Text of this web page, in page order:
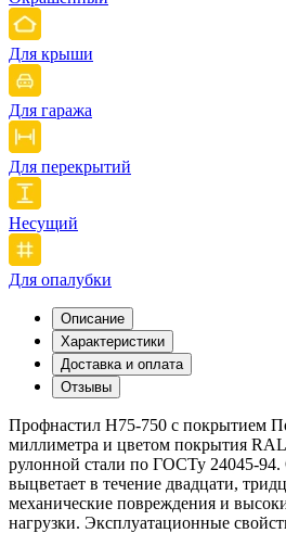
Для крыши
Для гаража
Для перекрытий
Несущий
Для опалубки
Описание
Характеристики
Доставка и оплата
Отзывы
Профнастил Н75-750 с покрытием
миллиметра и цветом покрытия RAL
рулонной стали по ГОСТу 24045-
выцветает в течение двадцати,
механические повреждения и
нагрузки. Эксплуатационные